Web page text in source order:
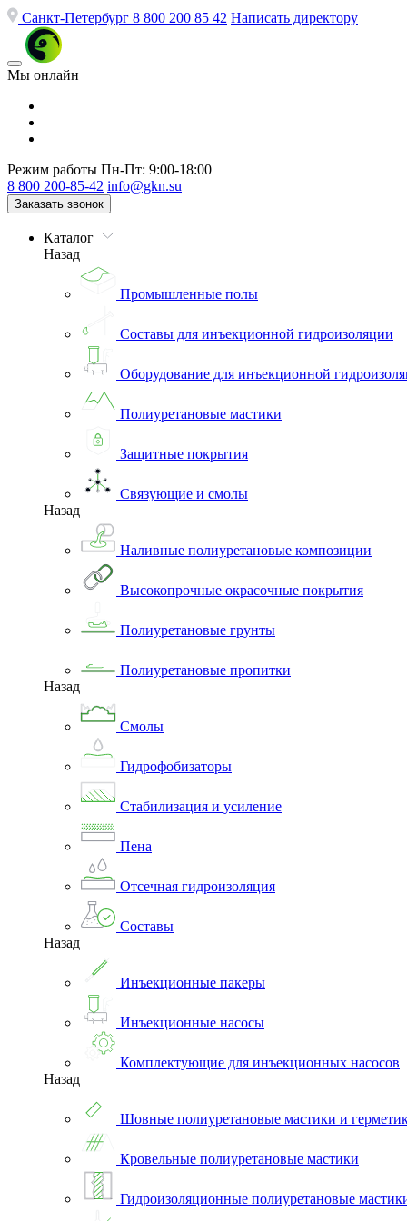
Санкт-Петербург 8 800 200 85 42 Написать директору
Мы онлайн
Режим работы Пн-Пт: 9:00-18:00
8 800 200-85-42 info@gkn.su
Заказать звонок
Каталог
Назад
Промышленные полы
Составы для инъекционной гидроизоляции
Оборудование для инъекционной
Полиуретановые мастики
Защитные покрытия
Связующие и смолы
Назад
Наливные полиуретановые композиции
Высокопрочные окрасочные покрытия
Полиуретановые грунты
Полиуретановые пропитки
Назад
Смолы
Гидрофобизаторы
Стабилизация и усиление
Пена
Отсечная гидроизоляция
Составы
Назад
Инъекционные пакеры
Инъекционные насосы
Комплектующие для инъекционных насосов
Назад
Шовные полиуретановые мастики и
Кровельные полиуретановые мастики
Гидроизоляционные полиуретановые